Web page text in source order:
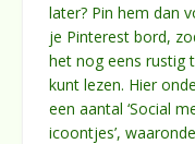
later? Pin hem dan
je Pinterest bord,
het nog eens rustig
kunt lezen. Hier
een aantal ‘Social
icoontjes’,